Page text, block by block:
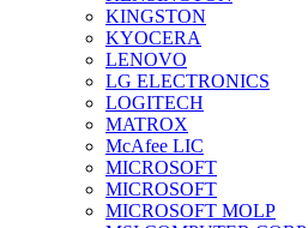
KINGSTON
KYOCERA
LENOVO
LG ELECTRONICS
LOGITECH
MATROX
McAfee LIC
MICROSOFT
MICROSOFT
MICROSOFT MOLP